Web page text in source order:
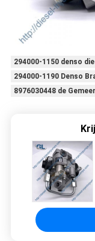
294000-1150 denso
294000-1190 Denso
8976030448 de